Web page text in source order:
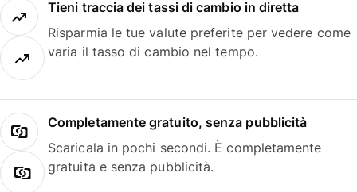
Tieni traccia dei tassi di cambio in diretta
Risparmia le tue valute preferite per vedere come
varia il tasso di cambio nel tempo.
Completamente gratuito, senza pubblicità
Scaricala in pochi secondi. È completamente
gratuita e senza pubblicità.